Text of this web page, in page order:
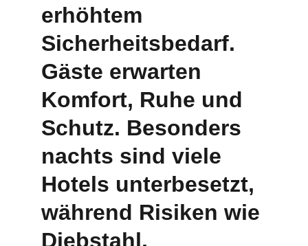
erhöhtem
Sicherheitsbedarf.
Gäste erwarten
Komfort, Ruhe und
Schutz. Besonders
nachts sind viele
Hotels unterbesetzt,
während Risiken wie
Diebstahl,